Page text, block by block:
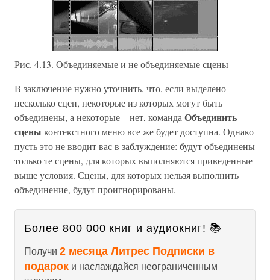
Рис. 4.13. Объединяемые и не объединяемые сцены
В заключение нужно уточнить, что, если выделено
несколько сцен, некоторые из которых могут быть
объединены, а некоторые – нет, команда Объединить
сцены контекстного меню все же будет доступна. Однако
пусть это не вводит вас в заблуждение: будут объединены
только те сцены, для которых выполняются приведенные
выше условия. Сцены, для которых нельзя выполнить
объединение, будут проигнорированы.
Более 800 000 книг и аудиокниг! 📚
Получи 2 месяца Литрес Подписки в
подарок и наслаждайся неограниченным